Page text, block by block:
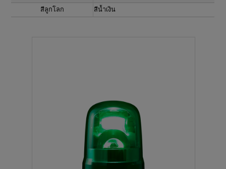
สีลูกโลก
สีน้ำเงิน